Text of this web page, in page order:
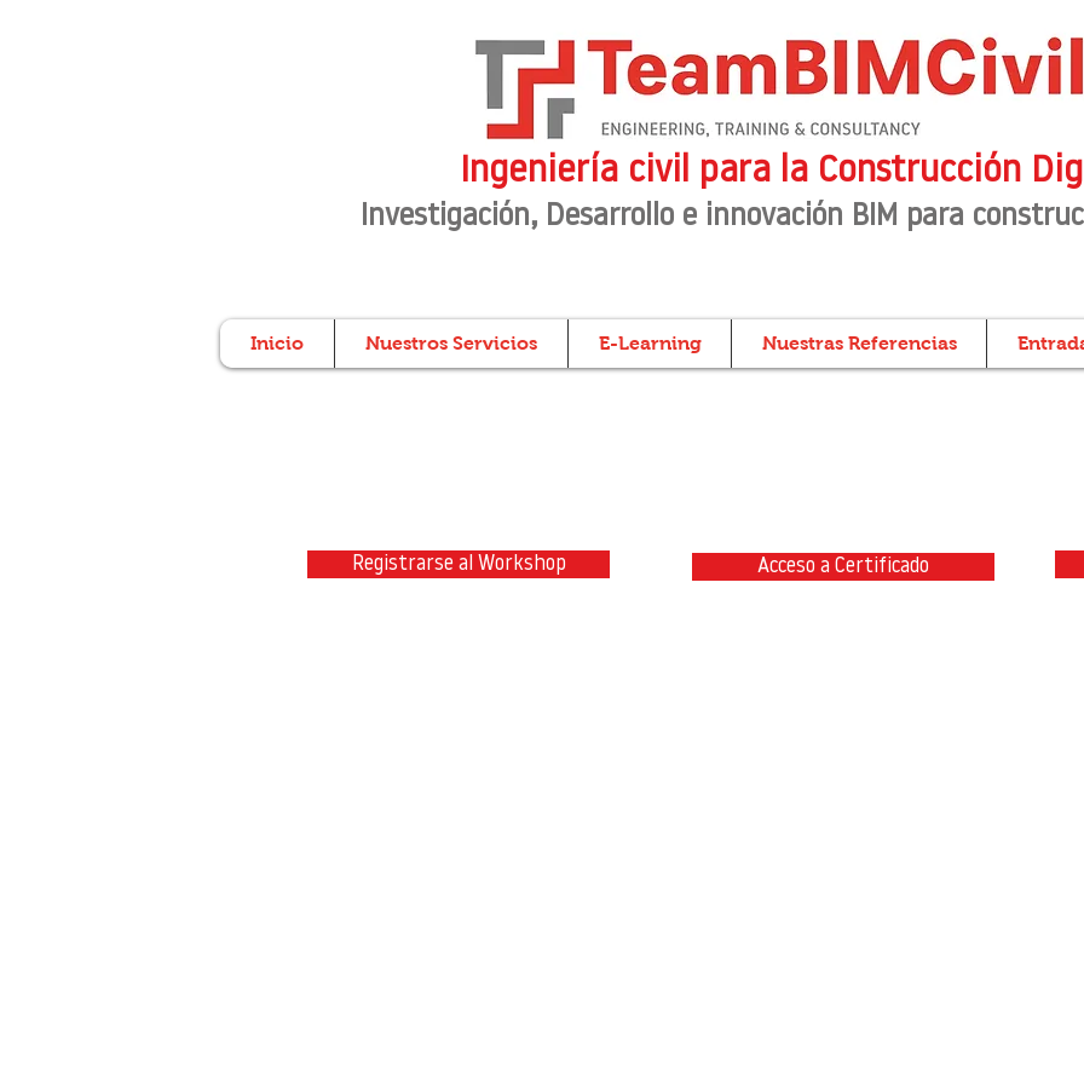
Investigación, Desarrollo e innovación BIM para
Ingeniería civil para la Construcción
Inicio Nuestros Servicios E-Learning Nuestras Referencias
Registrarse al Workshop Acceso a Certificado